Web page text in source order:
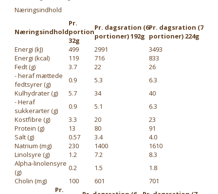
Næringsindhold
Næringsindhold
Pr.
portion
32g
Pr. dagsration (6
portioner) 192g
Pr. dagsration (7
portioner) 224g
Energi (kJ)
499 2991
3493
Energi (kcal)
119 716
833
Fedt (g)
3.7 22
26
- heraf mættede
fedtsyrer (g)
0.9 5.3
6.3
Kulhydrater (g)
5.7 34
40
- Heraf
sukkerarter (g)
0.9 5.1
6.3
Kostfibre (g)
3.3 20
23
Protein (g)
13 80
91
Salt (g)
0.57 3.4
4.0
Natrium (mg)
230 1400
1610
Linolsyre (g)
1.2 7.2
8.3
Alpha-linolensyre
(g)
0.2 1.5
1.8
Cholin (mg)
100 601
701
Pr.